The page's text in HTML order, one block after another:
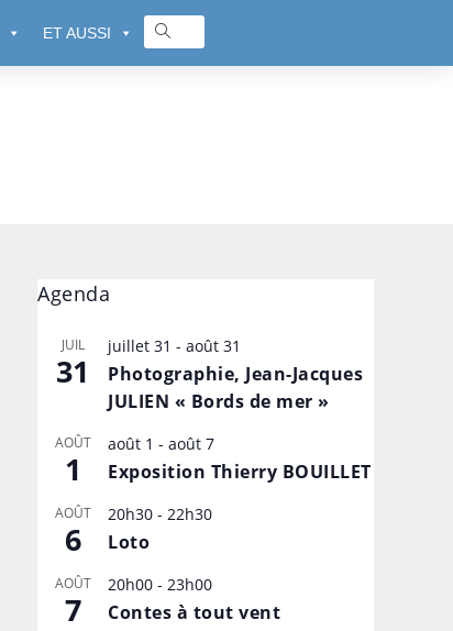
ET AUSSI
Agenda
JUIL
31
juillet 31 - août 31
Photographie, Jean-Jacques
JULIEN « Bords de mer »
AOÛT
1
août 1 - août 7
Exposition Thierry BOUILLET
AOÛT
6
20h30 - 22h30
Loto
AOÛT
7
20h00 - 23h00
Contes à tout vent